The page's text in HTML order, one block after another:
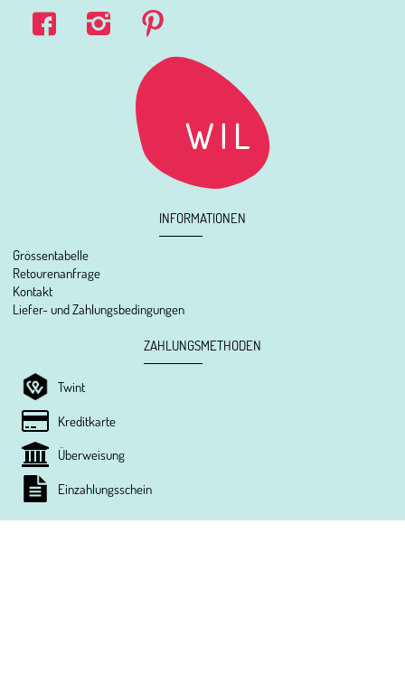
INFORMATIONEN
Grössentabelle
Retourenanfrage
Kontakt
Liefer- und Zahlungsbedingungen
ZAHLUNGSMETHODEN
Twint
Kreditkarte
Überweisung
Einzahlungsschein